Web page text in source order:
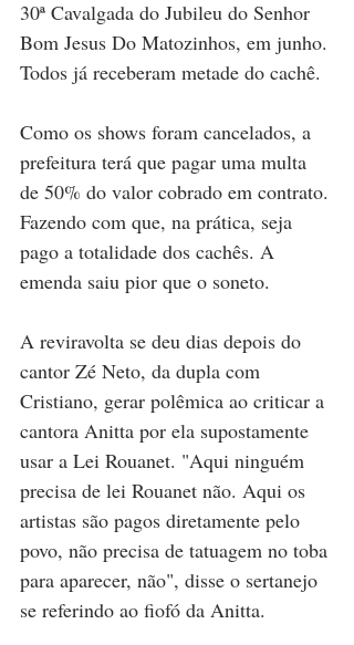
30ª Cavalgada do Jubileu do Senhor
Bom Jesus Do Matozinhos, em junho.
Todos já receberam metade do cachê.
Como os shows foram cancelados, a
prefeitura terá que pagar uma multa
de 50% do valor cobrado em contrato.
Fazendo com que, na prática, seja
pago a totalidade dos cachês. A
emenda saiu pior que o soneto.
A reviravolta se deu dias depois do
cantor Zé Neto, da dupla com
Cristiano, gerar polêmica ao criticar a
cantora Anitta por ela supostamente
usar a Lei Rouanet. "Aqui ninguém
precisa de lei Rouanet não. Aqui os
artistas são pagos diretamente pelo
povo, não precisa de tatuagem no toba
para aparecer, não", disse o sertanejo
se referindo ao fiofó da Anitta.